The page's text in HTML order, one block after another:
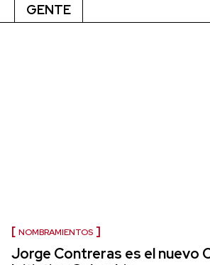
GENTE
NOMBRAMIENTOS
Jorge Contreras es el nuevo